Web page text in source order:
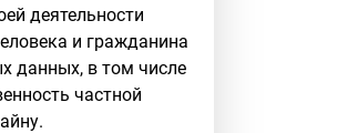
деятельности
и гражданина
данных, в том числе
частной